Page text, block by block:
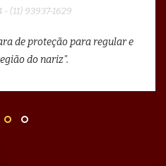
- (11) 93937-1629
de proteção para regular e
do nariz".